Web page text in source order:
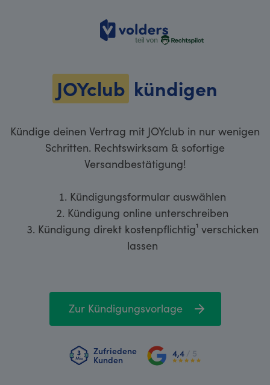
volders
JOYclub kündigen
Kündige deinen Vertrag mit JOYclub in nur wenigen
Schritten. Rechtswirksam & sofortige
Versandbestätigung!
Kündigungsformular auswählen
Kündigung online unterschreiben
Kündigung direkt kostenpflichtig¹ verschicken
lassen
Zur Kündigungsvorlage
Zufriedene
Kunden
4,4 / 5